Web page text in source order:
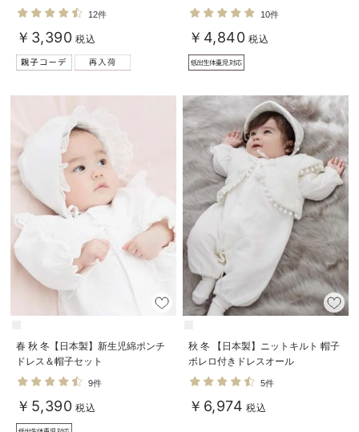
保育園・入園準備特集
ファルスカ
ル） ロンパース
12件
￥3,390 税込
10件
￥4,840 税込
春 秋 冬【日本製】新生児綿ポンチ
ドレス＆帽子セット
9件
￥5,390 税込
秋 冬 【日本製】ニットキルト 帽子
ボレロ付きドレスオール
5件
￥6,974 税込